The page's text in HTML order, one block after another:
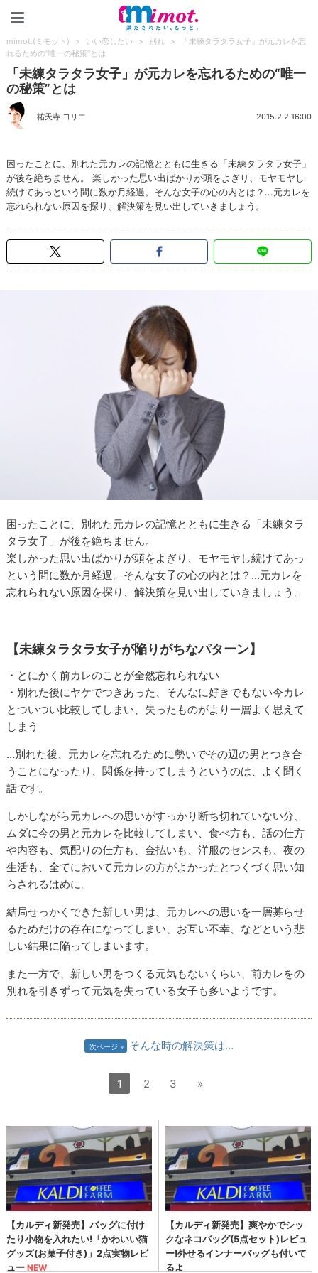
mimot.(ミモット) > いい恋したい > 別れ >
「未練タラタラ女子」が元カレを忘
れるための“唯一の秘策”とは
「未練タラタラ女子」が元カレを忘れるための“唯一
の秘策”とは
祐天寺 ヨリエ 2015.2.2 16:00
困ったことに、別れた元カレの記憶とともに生きる「未練タラタラ女子」
が後を絶ちません。 楽しかった思い出ばかりが頭をよぎり、モヤモヤし
続けてあっという間に数か月経過。そんな女子の心の内とは？...元カレを
忘れられない原因を探り、解決策を見い出していきましょう。
困ったことに、別れた元カレの記憶とともに生きる「未練タラ
タラ女子」が後を絶ちません。
楽しかった思い出ばかりが頭をよぎり、モヤモヤし続けてあっ
という間に数か月経過。そんな女子の心の内とは？...元カレを
忘れられない原因を探り、解決策を見い出していきましょう。
【未練タラタラ女子が陥りがちなパターン】
・とにかく前カレのことが全然忘れられない
・別れた後にヤケでつきあった、そんなに好きでもない今カレ
とついつい比較してしまい、失ったものがより一層よく思えて
しまう
…別れた後、元カレを忘れるために勢いでその辺の男とつき合
うことになったり、関係を持ってしまうというのは、よく聞く
話です。
しかしながら元カレへの思いがすっかり断ち切れていない分、
ムダに今の男と元カレを比較してしまい、食べ方も、話の仕方
や内容も、気配りの仕方も、金払いも、洋服のセンスも、夜の
生活も、全てにおいて元カレの方がよかったとつくづく思い知
らされるはめに。
結局せっかくできた新しい男は、元カレへの思いを一層募らせ
るためだけの存在になってしまい、お互い不幸、などという悲
しい結果に陥ってしまいます。
また一方で、新しい男をつくる元気もないくらい、前カレをの
別れを引きずって元気を失っている女子も多いようです。
次ページ そんな時の解決策は…
1 2 3 »